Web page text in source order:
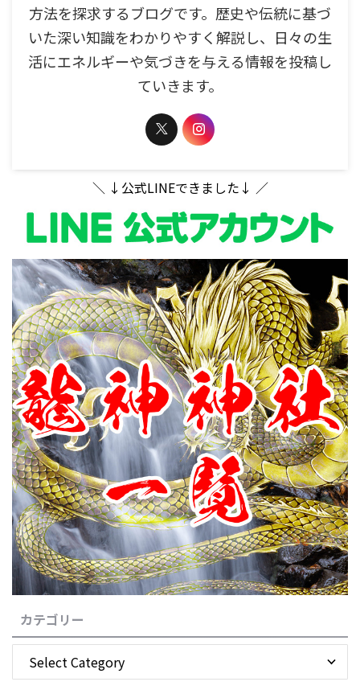
方法を探求するブログです。歴史や伝統に基づ
いた深い知識をわかりやすく解説し、日々の生
活にエネルギーや気づきを与える情報を投稿し
ていきます。
＼ ↓公式LINEできました↓ ／
カテゴリー